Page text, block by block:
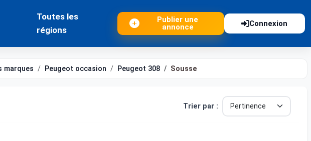
Toutes les
régions
Publier une
annonce
Connexion
marques Peugeot occasion Peugeot 308 Sousse
Trier par :